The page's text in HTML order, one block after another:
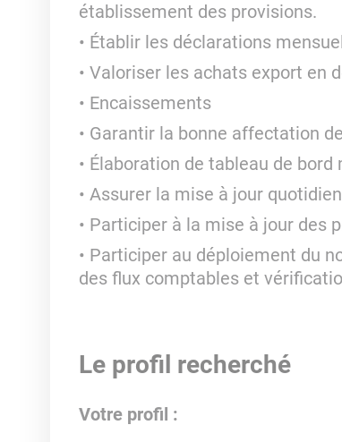
établissement des provisions.
Établir les déclarations
Valoriser les achats export en
Encaissements
Garantir la bonne affectation
Élaboration de tableau de bord
Assurer la mise à jour
Participer à la mise à jour des
Participer au déploiement du
des flux comptables et
Le profil recherché
Votre profil :